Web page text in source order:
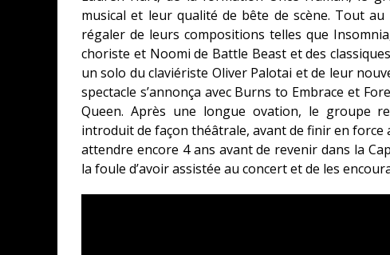
musical et leur qualité de bête de scène. Tout
régaler de leurs compositions telles que
choriste et Noomi de Battle Beast et des
un solo du claviériste Oliver Palotai et de leur
spectacle s’annonça avec Burns to Embrace et
Queen. Après une longue ovation, le groupe
introduit de façon théâtrale, avant de finir en force
attendre encore 4 ans avant de revenir dans la
la foule d’avoir assistée au concert et de les